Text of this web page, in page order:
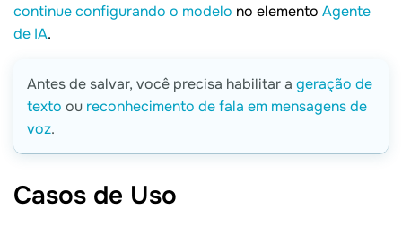
continue configurando o modelo no elemento Agente
de IA.
Antes de salvar, você precisa habilitar a geração de
texto ou reconhecimento de fala em mensagens de
voz.
Casos de Uso